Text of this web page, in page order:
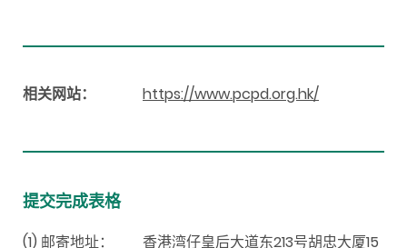
相关网站： https://www.pcpd.org.hk/
提交完成表格
(1) 邮寄地址：
香港湾仔皇后大道东213号胡忠大厦15